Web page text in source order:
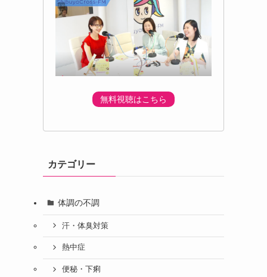
無料視聴はこちら
カテゴリー
体調の不調
汗・体臭対策
熱中症
便秘・下痢